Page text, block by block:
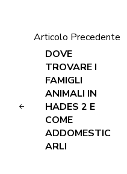
Articolo Precedente
DOVE
TROVARE I
FAMIGLI
ANIMALI IN
HADES 2 E
COME
ADDOMESTIC
ARLI